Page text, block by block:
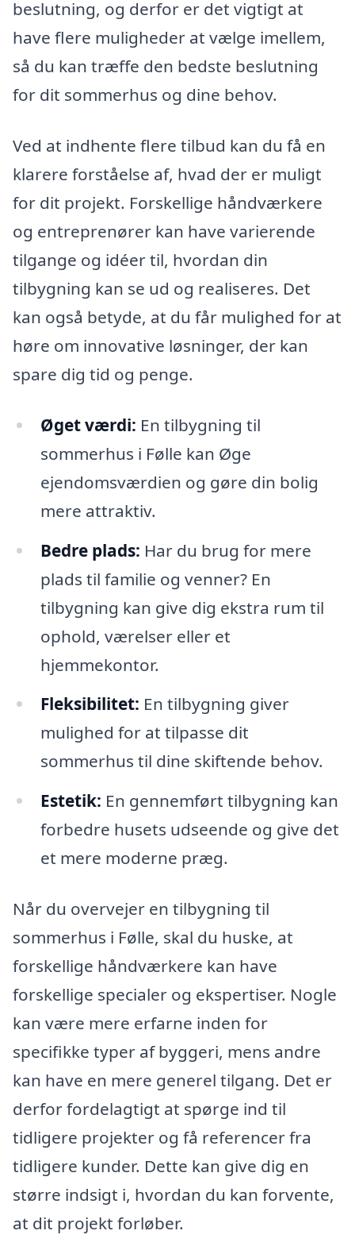
beslutning, og derfor er det vigtigt at
have flere muligheder at vælge imellem,
så du kan træffe den bedste beslutning
for dit sommerhus og dine behov.
Ved at indhente flere tilbud kan du få en
klarere forståelse af, hvad der er muligt
for dit projekt. Forskellige håndværkere
og entreprenører kan have varierende
tilgange og idéer til, hvordan din
tilbygning kan se ud og realiseres. Det
kan også betyde, at du får mulighed for at
høre om innovative løsninger, der kan
spare dig tid og penge.
Øget værdi: En tilbygning til
sommerhus i Følle kan Øge
ejendomsværdien og gøre din bolig
mere attraktiv.
Bedre plads: Har du brug for mere
plads til familie og venner? En
tilbygning kan give dig ekstra rum til
ophold, værelser eller et
hjemmekontor.
Fleksibilitet: En tilbygning giver
mulighed for at tilpasse dit
sommerhus til dine skiftende behov.
Estetik: En gennemført tilbygning kan
forbedre husets udseende og give det
et mere moderne præg.
Når du overvejer en tilbygning til
sommerhus i Følle, skal du huske, at
forskellige håndværkere kan have
forskellige specialer og ekspertiser. Nogle
kan være mere erfarne inden for
specifikke typer af byggeri, mens andre
kan have en mere generel tilgang. Det er
derfor fordelagtigt at spørge ind til
tidligere projekter og få referencer fra
tidligere kunder. Dette kan give dig en
større indsigt i, hvordan du kan forvente,
at dit projekt forløber.